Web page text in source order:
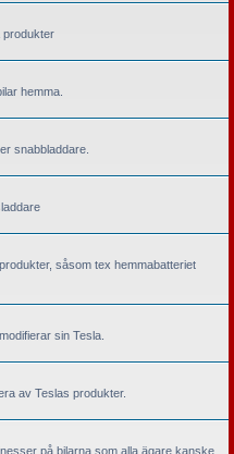
produkter
hemma.
snabbladdare.
såsom tex hemmabatteriet
sin Tesla.
av Teslas produkter.
på bilarna som alla ägare kanske